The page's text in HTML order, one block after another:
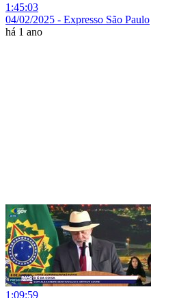
1:45:03
04/02/2025 - Expresso São Paulo
há 1 ano
1:09:59